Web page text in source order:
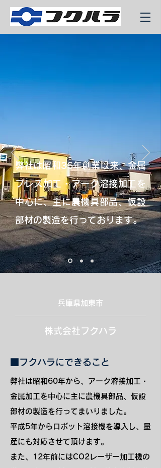
弊社は昭和36年創業以来、金属
プレス加工・アーク溶接加工を
中心に、主に農機具部品、仮設
部材の製造を行っております。
兵庫県加東市
株式会社フクハラ
■フクハラにできること
弊社は昭和60年から、アーク溶接加工・
金属加工を中心に主に農機具部品、仮設
部材の製造を行ってまいりました。
平成5年からロボット溶接機を導入し、量
産にも対応させて頂けます。
また、12年前にはCO2レーザー加工機の